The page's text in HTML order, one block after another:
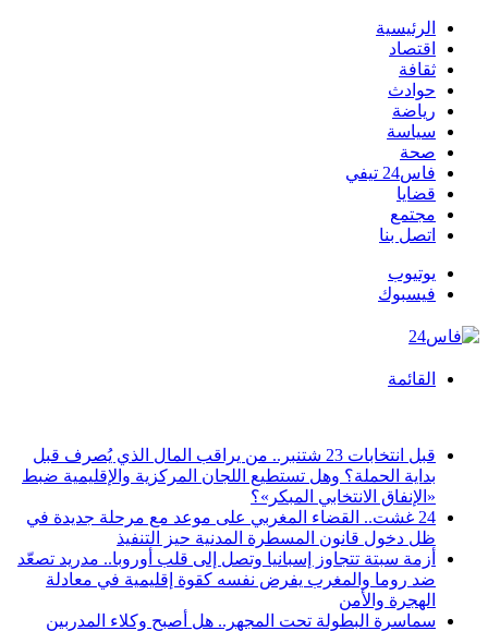
الرئيسية
اقتصاد
ثقافة
حوادث
رياضة
سياسة
صحة
فاس24 تيفي
قضايا
مجتمع
اتصل بنا
يوتيوب
فيسبوك
القائمة
قبل انتخابات 23 شتنبر.. من يراقب المال الذي يُصرف قبل
بداية الحملة؟ وهل تستطيع اللجان المركزية والإقليمية ضبط
«الإنفاق الانتخابي المبكر»؟
24 غشت.. القضاء المغربي على موعد مع مرحلة جديدة في
ظل دخول قانون المسطرة المدنية حيز التنفيذ
أزمة سبتة تتجاوز إسبانيا وتصل إلى قلب أوروبا.. مدريد تصعّد
ضد روما والمغرب يفرض نفسه كقوة إقليمية في معادلة
الهجرة والأمن
سماسرة البطولة تحت المجهر.. هل أصبح وكلاء المدربين